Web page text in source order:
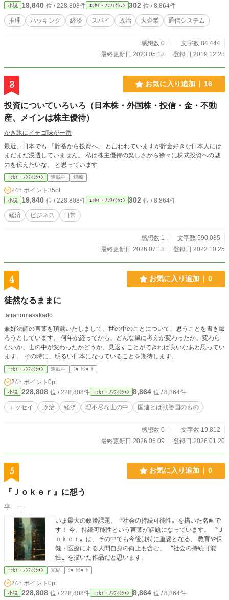
小説 19,840 位 / 228,808件 ｴｯｾｲ・ﾉﾝﾌｨｸｼｮﾝ 302 位 / 8,864件
推理 ハッキング 経済 スパイ 政治 大企業 通信システム
感想数 0
文字数 84,444
最終更新日 2023.05.18
登録日 2019.12.28
3 お気に入り追加 16
投資についていろいろ（日本株・外国株・投信・金・不動
産、メインは株主優待）
かき氷はイチゴ味が一番
最近、日本でも 「貯蓄から投資へ」 と言われていますが貯金好きな日本人には
まだまだ浸透していません。 私は株主優待の楽しさから徐々に株式投資への魅
力を伝えたいな、 と思っています
ｴｯｾｲ・ﾉﾝﾌｨｸｼｮﾝ 連載中 短編
24h.ポイント 35pt
小説 19,840 位 / 228,808件 ｴｯｾｲ・ﾉﾝﾌｨｸｼｮﾝ 302 位 / 8,864件
経済 ビジネス 日常
感想数 1
文字数 590,085
最終更新日 2026.07.18
登録日 2022.10.25
4 お気に入り追加 0
徒然なるままに
tairanomasakado
兼好法師の言葉を頂戴いたしまして、世の中のことについて、思うことを書き綴
ろうとしています。 何年か経ってから、どんな風に考えが変わったか、変わら
ないか、世の中が変わったかどうか、見返すことができれば良いなあと思ってい
ます。 その時に、明るい日本になっていることを期待します。
ｴｯｾｲ・ﾉﾝﾌｨｸｼｮﾝ 連載中 ｼｮｰﾄｼｮｰﾄ
24h.ポイント 0pt
小説 228,808 位 / 228,808件 ｴｯｾｲ・ﾉﾝﾌｨｸｼｮﾝ 8,864 位 / 8,864件
エッセイ 政治 経済 理不尽な世の中 国連とは戦勝国のもの
感想数 0
文字数 19,812
最終更新日 2026.06.09
登録日 2026.01.20
5 お気に入り追加 0
『Ｊｏｋｅｒ』に想う
平 一
いま最大の政策課題、〝社会の持続可能性〟を描いた名画で
す！ 今、持続可能性という言葉が話題になっています。 〝Ｊ
ｏｋｅｒ〟は、その中でも今後は特に重要となる、 教育や保
健・医療による人間自身の向上も含む、 〝社会の持続可能
性〟を描いた作品だと思います。
ｴｯｾｲ・ﾉﾝﾌｨｸｼｮﾝ 完結 ｼｮｰﾄｼｮｰﾄ
24h.ポイント 0pt
小説 228,808 位 / 228,808件 ｴｯｾｲ・ﾉﾝﾌｨｸｼｮﾝ 8,864 位 / 8,864件